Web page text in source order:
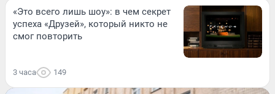
«Это всего лишь шоу»: в чем секрет
успеха «Друзей», который никто не
смог повторить
3 часа 149